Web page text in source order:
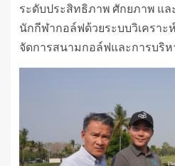
ระดับประสิทธิภาพ ศักยภาพ แ
นักกีฬากอล์ฟด้วยระบบวิเครา
จัดการสนามกอล์ฟและการบริ